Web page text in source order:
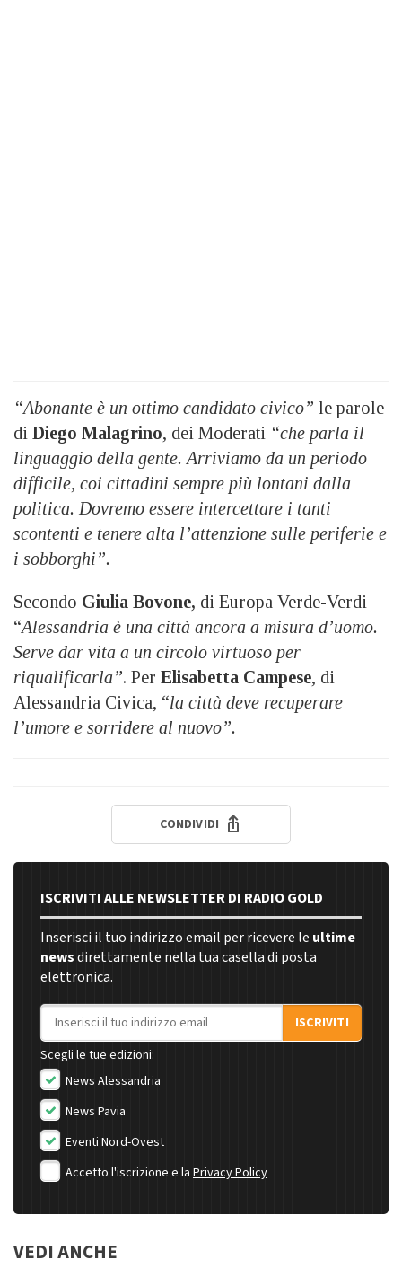
“Abonante è un ottimo candidato civico” le parole
di Diego Malagrino, dei Moderati “che parla il
linguaggio della gente. Arriviamo da un periodo
difficile, coi cittadini sempre più lontani dalla
politica. Dovremo essere intercettare i tanti
scontenti e tenere alta l’attenzione sulle periferie e
i sobborghi”.
Secondo Giulia Bovone, di Europa Verde-Verdi
“Alessandria è una città ancora a misura d’uomo.
Serve dar vita a un circolo virtuoso per
riqualificarla”. Per Elisabetta Campese, di
Alessandria Civica, “la città deve recuperare
l’umore e sorridere al nuovo”.
CONDIVIDI
ISCRIVITI ALLE NEWSLETTER DI RADIO GOLD
Inserisci il tuo indirizzo email per ricevere le ultime
newsdirettamente nella tua casella di posta
elettronica.
Indirizzo email
ISCRIVITI
Scegli le tue edizioni:
News Alessandria
News Pavia
Eventi Nord-Ovest
Accetto l'iscrizione e la Privacy Policy
VEDI ANCHE